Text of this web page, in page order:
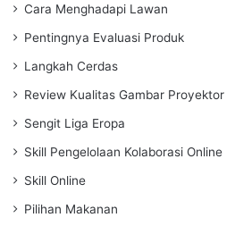
Cara Menghadapi Lawan
Pentingnya Evaluasi Produk
Langkah Cerdas
Review Kualitas Gambar Proyektor
Sengit Liga Eropa
Skill Pengelolaan Kolaborasi Online
Skill Online
Pilihan Makanan